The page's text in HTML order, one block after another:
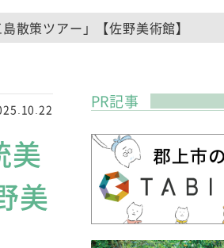
策ツアー」【佐野美術館】
美
美
PR記事